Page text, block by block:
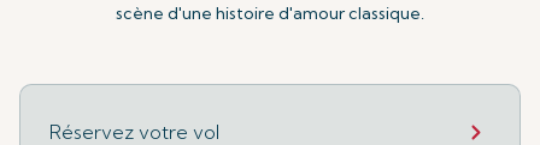
scène d'une histoire d'amour classique.
Réservez votre vol